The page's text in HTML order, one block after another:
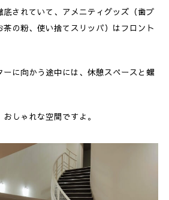
底されていて、アメニティグッズ（歯ブ
茶の粉、使い捨てスリッパ）はフロント
ーに向かう途中には、休憩スペースと螺
しゃれな空間ですよ。